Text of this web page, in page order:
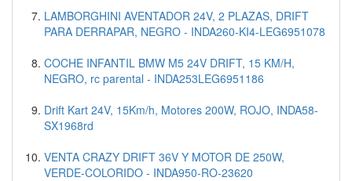
LAMBORGHINI AVENTADOR 24V, 2 PLAZAS, DRIFT
PARA DERRAPAR, NEGRO - INDA260-KI4-LEG6951078
COCHE INFANTIL BMW M5 24V DRIFT, 15 KM/H,
NEGRO, rc parental - INDA253LEG6951186
Drift Kart 24V, 15Km/h, Motores 200W, ROJO, INDA58-
SX1968rd
VENTA CRAZY DRIFT 36V Y MOTOR DE 250W,
VERDE-COLORIDO - INDA950-RO-23620